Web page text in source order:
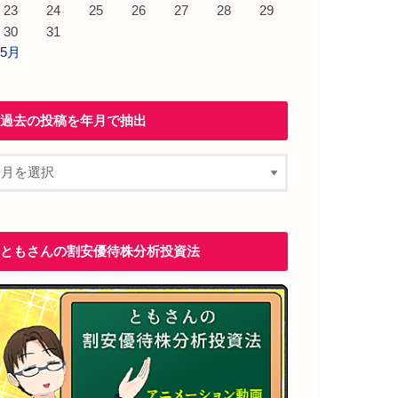
23 24 25 26 27 28
29
30
31
月
過去の投稿を年月で抽出
ともさんの割安優待株分析投資法